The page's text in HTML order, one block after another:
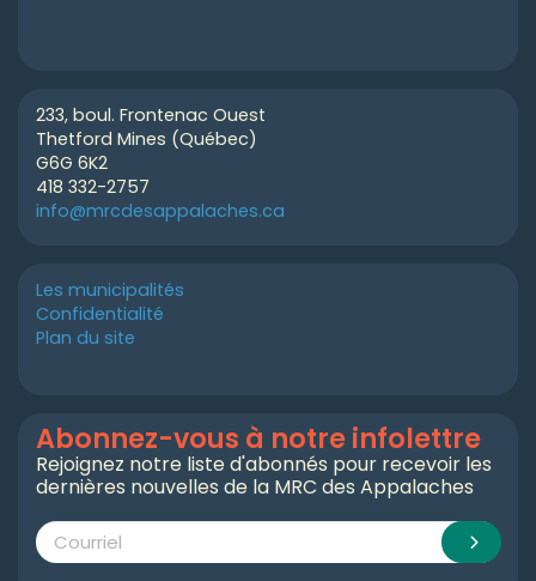
233, boul. Frontenac Ouest
Thetford Mines (Québec)
G6G 6K2
418 332-2757
info@mrcdesappalaches.ca
Les municipalités
Confidentialité
Plan du site
Abonnez-vous à notre infolettre
Rejoignez notre liste d'abonnés pour recevoir les
dernières nouvelles de la MRC des Appalaches